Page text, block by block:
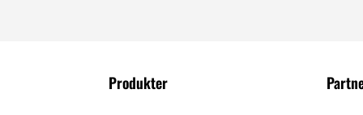
Produkter